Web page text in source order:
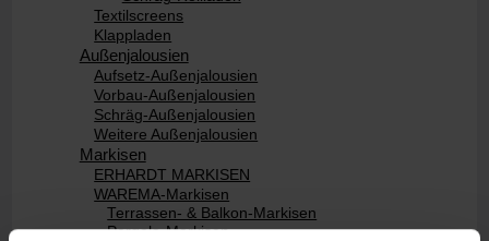
Textilscreens
Klappladen
Außenjalousien
Aufsetz-Außenjalousien
Vorbau-Außenjalousien
Schräg-Außenjalousien
Weitere Außenjalousien
Markisen
ERHARDT MARKISEN
WAREMA-Markisen
Terrassen- & Balkon-Markisen
Pergola-Markisen